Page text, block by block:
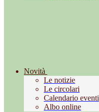
Novità
Le notizie
Le circolari
Calendario eventi
Albo online